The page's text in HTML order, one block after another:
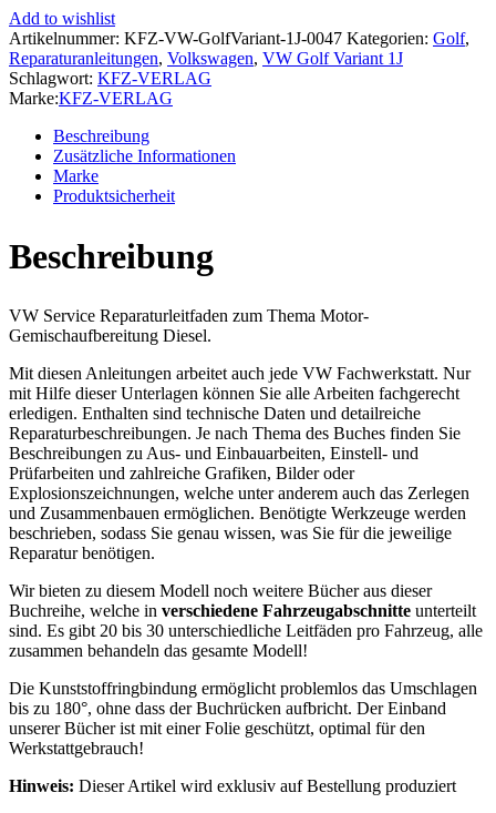
Variant
1997-
04.1999
Direkteinspritz-
Vorglühanlage
Reparaturanleitung
Menge
Add to wishlist
Artikelnummer: KFZ-VW-GolfVariant-1J-0047 Kategorien: Golf,
Reparaturanleitungen, Volkswagen, VW Golf Variant 1J
Schlagwort: KFZ-VERLAG
Marke:KFZ-VERLAG
Beschreibung
Zusätzliche Informationen
Marke
Produktsicherheit
Beschreibung
VW Service Reparaturleitfaden zum Thema Motor-
Gemischaufbereitung Diesel.
Mit diesen Anleitungen arbeitet auch jede VW Fachwerkstatt. Nur
mit Hilfe dieser Unterlagen können Sie alle Arbeiten fachgerecht
erledigen. Enthalten sind technische Daten und detailreiche
Reparaturbeschreibungen. Je nach Thema des Buches finden Sie
Beschreibungen zu Aus- und Einbauarbeiten, Einstell- und
Prüfarbeiten und zahlreiche Grafiken, Bilder oder
Explosionszeichnungen, welche unter anderem auch das Zerlegen
und Zusammenbauen ermöglichen. Benötigte Werkzeuge werden
beschrieben, sodass Sie genau wissen, was Sie für die jeweilige
Reparatur benötigen.
Wir bieten zu diesem Modell noch weitere Bücher aus dieser
Buchreihe, welche in verschiedene Fahrzeugabschnitte unterteilt
sind. Es gibt 20 bis 30 unterschiedliche Leitfäden pro Fahrzeug, alle
zusammen behandeln das gesamte Modell!
Die Kunststoffringbindung ermöglicht problemlos das Umschlagen
bis zu 180°, ohne dass der Buchrücken aufbricht. Der Einband
unserer Bücher ist mit einer Folie geschützt, optimal für den
Werkstattgebrauch!
Hinweis: Dieser Artikel wird exklusiv auf Bestellung produziert